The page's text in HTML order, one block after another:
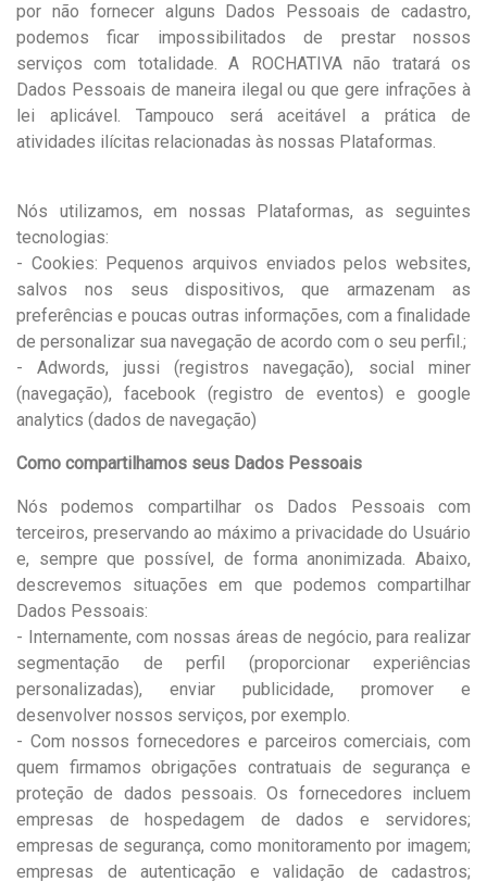
por não fornecer alguns Dados Pessoais de cadastro,
podemos ficar impossibilitados de prestar nossos
serviços com totalidade. A ROCHATIVA não tratará os
Dados Pessoais de maneira ilegal ou que gere infrações à
lei aplicável. Tampouco será aceitável a prática de
atividades ilícitas relacionadas às nossas Plataformas.
Nós utilizamos, em nossas Plataformas, as seguintes
tecnologias:
- Cookies: Pequenos arquivos enviados pelos websites,
salvos nos seus dispositivos, que armazenam as
preferências e poucas outras informações, com a finalidade
de personalizar sua navegação de acordo com o seu perfil.;
- Adwords, jussi (registros navegação), social miner
(navegação), facebook (registro de eventos) e google
analytics (dados de navegação)
Como compartilhamos seus Dados Pessoais
Nós podemos compartilhar os Dados Pessoais com
terceiros, preservando ao máximo a privacidade do Usuário
e, sempre que possível, de forma anonimizada. Abaixo,
descrevemos situações em que podemos compartilhar
Dados Pessoais:
- Internamente, com nossas áreas de negócio, para realizar
segmentação de perfil (proporcionar experiências
personalizadas), enviar publicidade, promover e
desenvolver nossos serviços, por exemplo.
- Com nossos fornecedores e parceiros comerciais, com
quem firmamos obrigações contratuais de segurança e
proteção de dados pessoais. Os fornecedores incluem
empresas de hospedagem de dados e servidores;
empresas de segurança, como monitoramento por imagem;
empresas de autenticação e validação de cadastros;